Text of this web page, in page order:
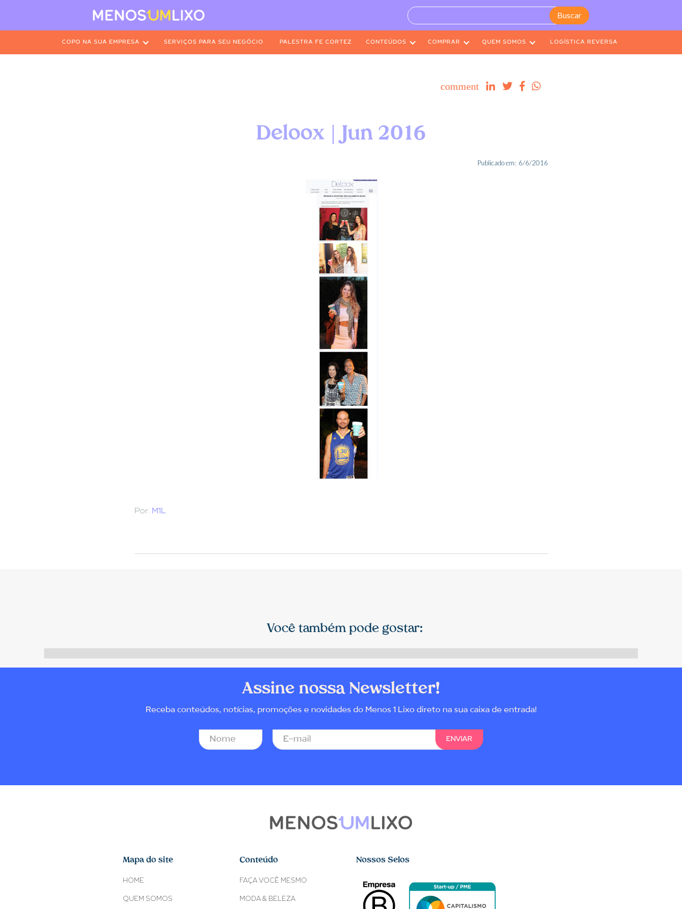
COPO NA SUA EMPRESA SERVIÇOS PARA SEU NEGÓCIO PALESTRA FE CORTEZ CONTEÚDOS COMPRAR QUEM SOMOS LOGÍSTICA REVERSA
comment    
Deloox | Jun 2016
Publicado em: 6/6/2016
M1L
Por:
Você também pode gostar:
Assine nossa Newsletter!
Receba conteúdos, notícias, promoções e novidades do Menos 1 Lixo direto na sua caixa de entrada!
Mapa do site
HOME
QUEM SOMOS
Conteúdo
FAÇA VOCÊ MESMO
MODA & BELEZA
Nossos Selos